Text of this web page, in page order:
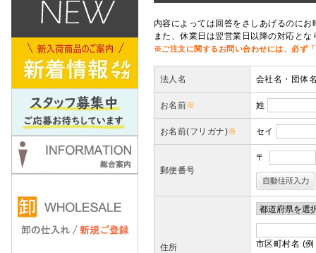
内容によっては回答をさしあげるのに
また、休業日は翌営業日以降の対応と
※ご注文に関するお問い合わせには、必ず
法人名 会社名・団体
お名前※ 姓
お名前(フリガナ)※ セイ
郵便番号
〒
住所 市区町村名 (